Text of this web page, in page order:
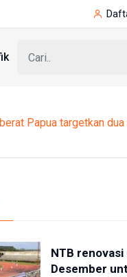
Papua targetkan
NTB renovasi
Desember